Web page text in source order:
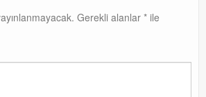
Gerekli alanlar * ile